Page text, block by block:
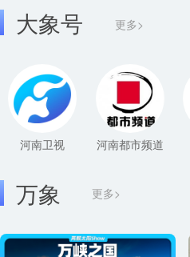
大象号 更多>
河南卫视 河南都市频道
更多>
万象